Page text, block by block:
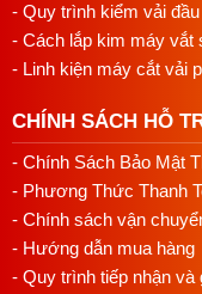
- Quy trình kiểm vải
- Cách lắp kim máy vắt
- Linh kiện máy cắt vải
CHÍNH SÁCH HỖ
- Chính Sách Bảo Mật
- Phương Thức Thanh
- Chính sách vận
- Hướng dẫn mua hàng
- Quy trình tiếp nhận và